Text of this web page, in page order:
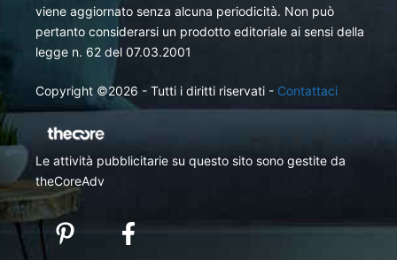
viene aggiornato senza alcuna periodicità. Non può
pertanto considerarsi un prodotto editoriale ai sensi della
legge n. 62 del 07.03.2001
Copyright ©2026 - Tutti i diritti riservati - Contattaci
Le attività pubblicitarie su questo sito sono gestite da
theCoreAdv